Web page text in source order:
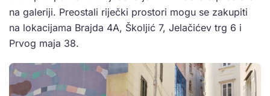
na galeriji. Preostali riječki prostori mogu se zakupiti
na lokacijama Brajda 4A, Školjić 7, Jelačićev trg 6 i
Prvog maja 38.